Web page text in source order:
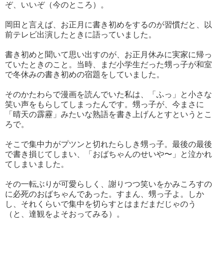
ぞ、いいぞ（今のところ）。
岡田と言えば、お正月に書き初めをするのが習慣だと、以
前テレビ出演したときに語っていました。
書き初めと聞いて思い出すのが、お正月休みに実家に帰っ
ていたときのこと。当時、まだ小学生だった甥っ子が和室
で冬休みの書き初めの宿題をしていました。
そのかたわらで漫画を読んでいた私は、「ふっ」と小さな
笑い声をもらしてしまったんです。甥っ子が、今まさに
「晴天の霹靂」みたいな熟語を書き上げんとすというとこ
ろで。
そこで集中力がプツンと切れたらしき甥っ子。最後の最後
で書き損じてしまい、「おばちゃんのせいや〜」と泣かれ
てしまいました。
その一転ぶりが可愛らしく、謝りつつ笑いをかみころすの
に必死のおばちゃんであった。すまん、甥っ子よ。しか
し、それくらいで集中を切らすとはまだまだじゃのう
（と、達観をよそおってみる）。